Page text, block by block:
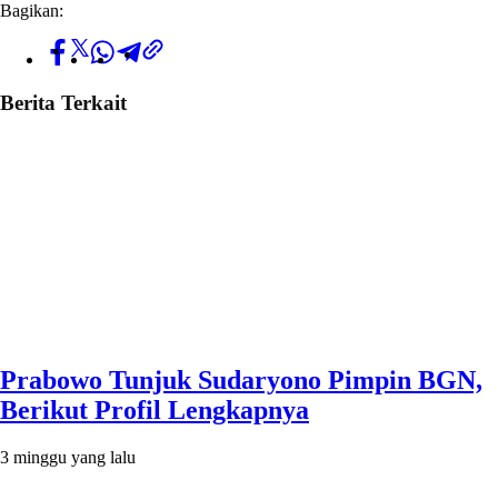
Bagikan:
Berita Terkait
Prabowo Tunjuk Sudaryono Pimpin BGN,
Berikut Profil Lengkapnya
3 minggu yang lalu